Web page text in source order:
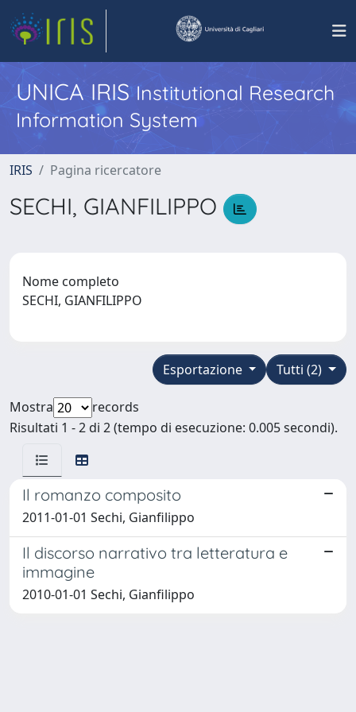
UNICA IRISInstitutional Research
Information System
IRIS Pagina ricercatore
SECHI, GIANFILIPPO
Nome completo
SECHI, GIANFILIPPO
Tutti (2)
Esportazione
Mostra
records
Risultati 1 - 2 di 2 (tempo di esecuzione: 0.005 secondi).
Il romanzo composito
2011-01-01 Sechi, Gianfilippo
Il discorso narrativo tra letteratura e
immagine
2010-01-01 Sechi, Gianfilippo